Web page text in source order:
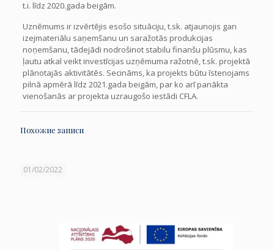
t.i. līdz 2020.gada beigām.
Uznēmums ir izvērtējis esošo situāciju, t.sk. atjaunojis gan
izejmateriālu saņemšanu un saražotās produkcijas
noņemšanu, tādejādi nodrošinot stabilu finanšu plūsmu, kas
ļautu atkal veikt investīcijas uzņēmuma ražotnē, t.sk. projektā
plānotajās aktivitātēs. Secināms, ka projekts būtu īstenojams
pilnā apmērā līdz 2021.gada beigām, par ko arī panākta
vienošanās ar projekta uzraugošo iestādi CFLA.
Похожие записи
01/02/2022